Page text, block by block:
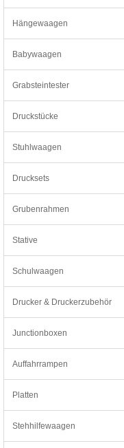
Hängewaagen
Babywaagen
Grabsteintester
Druckstücke
Stuhlwaagen
Drucksets
Grubenrahmen
Stative
Schulwaagen
Drucker & Druckerzubehör
Junctionboxen
Auffahrrampen
Platten
Stehhilfewaagen